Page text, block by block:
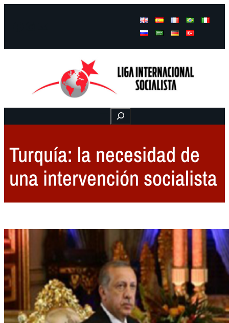
Buscar
Turquía: la necesidad de
una intervención socialista